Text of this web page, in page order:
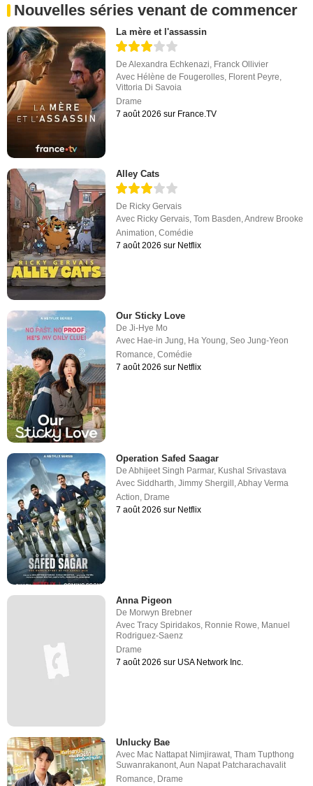
Nouvelles séries venant de commencer
La mère et l'assassin
DeAlexandra Echkenazi, Franck Ollivier
Avec Hélène de Fougerolles, Florent Peyre,
Vittoria Di Savoia
Drame
7 août 2026 sur France.TV
Alley Cats
De Ricky Gervais
Avec Ricky Gervais,Tom Basden,Andrew Brooke
Animation,Comédie
7 août 2026 sur Netflix
Our Sticky Love
DeJi-Hye Mo
Avec Hae-in Jung, Ha Young,Seo Jung-Yeon
Romance,Comédie
7 août 2026 sur Netflix
Operation Safed Saagar
DeAbhijeet Singh Parmar, Kushal Srivastava
AvecSiddharth ,Jimmy Shergill ,Abhay Verma
Action Drame
7 août 2026 sur Netflix
Anna Pigeon
De Morwyn Brebner
AvecTracy Spiridakos, Ronnie Rowe, Manuel
Rodriguez-Saenz
Drame
7 août 2026 sur USA Network Inc.
Unlucky Bae
Avec Mac Nattapat Nimjirawat,Tham Tupthong
Suwanrakanont,Aun Napat Patcharachavalit
Romance, Drame